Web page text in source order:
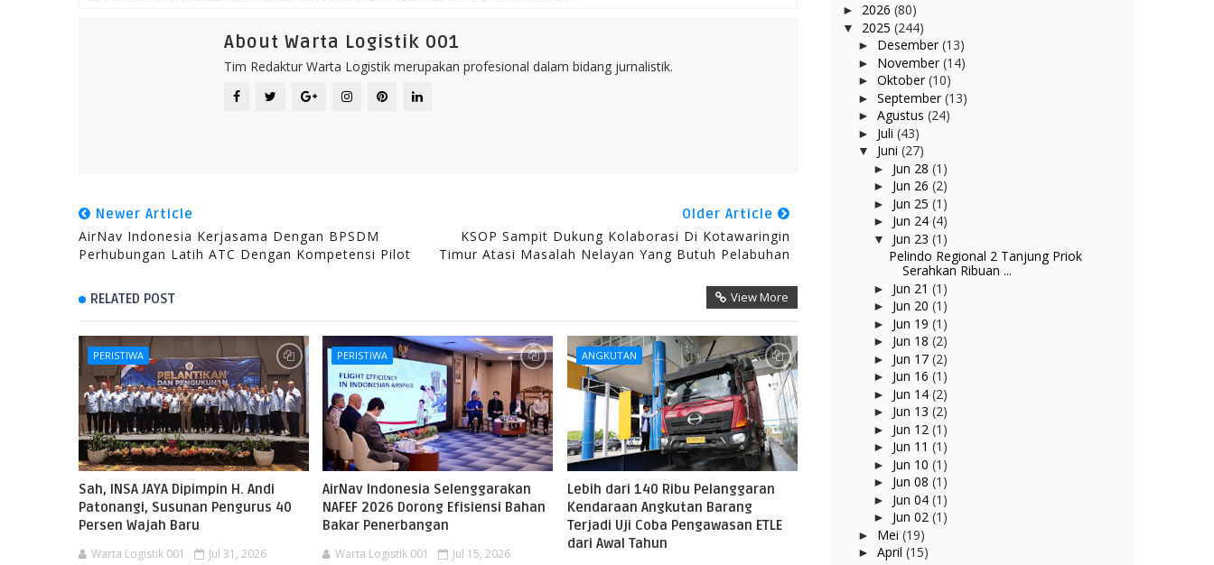
About Warta Logistik 001
Tim Redaktur Warta Logistik merupakan profesional dalam bidang jurnalistik.
Newer Article
AirNav Indonesia Kerjasama Dengan BPSDM
Perhubungan Latih ATC Dengan Kompetensi Pilot
Older Article
KSOP Sampit Dukung Kolaborasi Di Kotawaringin
Timur Atasi Masalah Nelayan Yang Butuh Pelabuhan
RELATED POST View More
PERISTIWA
Sah, INSA JAYA Dipimpin H. Andi
Patonangi, Susunan Pengurus 40
Persen Wajah Baru
Warta Logistik 001 Jul 31, 2026
PERISTIWA
AirNav Indonesia Selenggarakan
NAFEF 2026 Dorong Efisiensi Bahan
Bakar Penerbangan
Warta Logistik 001 Jul 15, 2026
ANGKUTAN
Lebih dari 140 Ribu Pelanggaran
Kendaraan Angkutan Barang
Terjadi Uji Coba Pengawasan ETLE
dari Awal Tahun
► 2026 (80)
▼ 2025 (244)
► Desember(13)
► November(14)
► Oktober(10)
► September(13)
► Agustus (24)
► Juli (43)
▼ Juni (27)
► Jun 28 (1)
► Jun 26 (2)
► Jun 25 (1)
► Jun 24 (4)
▼ Jun 23 (1)
Pelindo Regional 2 Tanjung Priok
Serahkan Ribuan ...
► Jun 21 (1)
► Jun 20 (1)
► Jun 19 (1)
► Jun 18 (2)
► Jun 17 (2)
► Jun 16 (1)
► Jun 14 (2)
► Jun 13 (2)
► Jun 12 (1)
► Jun 11 (1)
► Jun 10 (1)
► Jun 08 (1)
► Jun 04 (1)
► Jun 02 (1)
► Mei (19)
► April (15)